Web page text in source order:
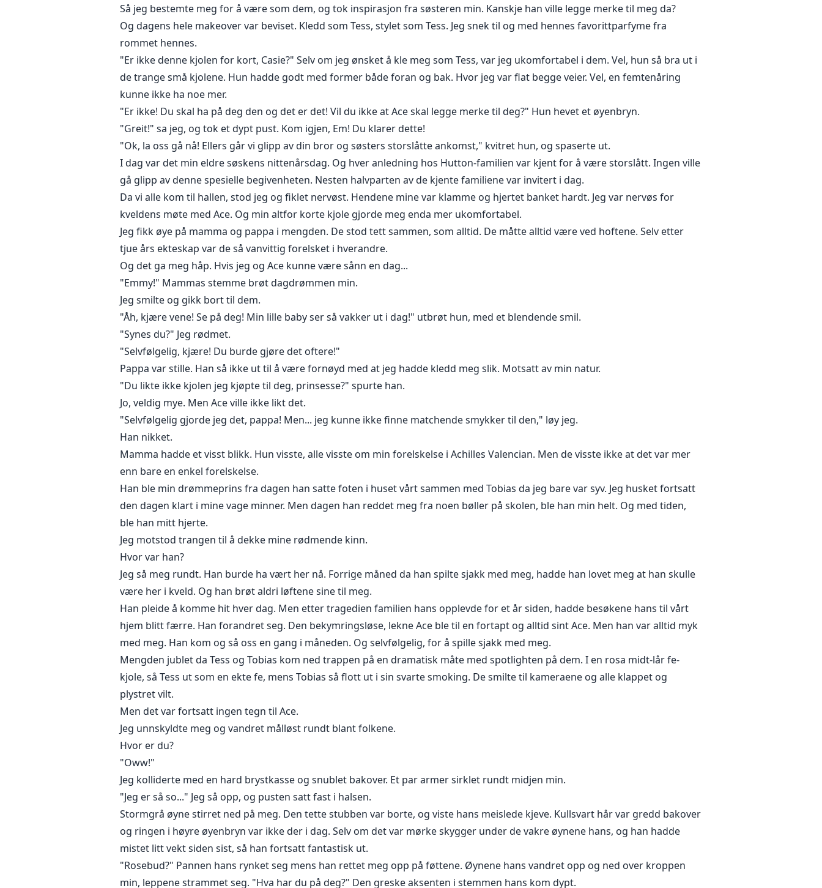
Så jeg bestemte meg for å være som dem, og tok inspirasjon fra søsteren min. Kanskje han ville legge merke til meg da?
Og dagens hele makeover var beviset. Kledd som Tess, stylet som Tess. Jeg snek til og med hennes favorittparfyme fra
rommet hennes.
"Er ikke denne kjolen for kort, Casie?" Selv om jeg ønsket å kle meg som Tess, var jeg ukomfortabel i dem. Vel, hun så bra ut i
de trange små kjolene. Hun hadde godt med former både foran og bak. Hvor jeg var flat begge veier. Vel, en femtenåring
kunne ikke ha noe mer.
"Er ikke! Du skal ha på deg den og det er det! Vil du ikke at Ace skal legge merke til deg?" Hun hevet et øyenbryn.
"Greit!" sa jeg, og tok et dypt pust. Kom igjen, Em! Du klarer dette!
"Ok, la oss gå nå! Ellers går vi glipp av din bror og søsters storslåtte ankomst," kvitret hun, og spaserte ut.
I dag var det min eldre søskens nittenårsdag. Og hver anledning hos Hutton-familien var kjent for å være storslått. Ingen ville
gå glipp av denne spesielle begivenheten. Nesten halvparten av de kjente familiene var invitert i dag.
Da vi alle kom til hallen, stod jeg og fiklet nervøst. Hendene mine var klamme og hjertet banket hardt. Jeg var nervøs for
kveldens møte med Ace. Og min altfor korte kjole gjorde meg enda mer ukomfortabel.
Jeg fikk øye på mamma og pappa i mengden. De stod tett sammen, som alltid. De måtte alltid være ved hoftene. Selv etter
tjue års ekteskap var de så vanvittig forelsket i hverandre.
Og det ga meg håp. Hvis jeg og Ace kunne være sånn en dag...
"Emmy!" Mammas stemme brøt dagdrømmen min.
Jeg smilte og gikk bort til dem.
"Åh, kjære vene! Se på deg! Min lille baby ser så vakker ut i dag!" utbrøt hun, med et blendende smil.
"Synes du?" Jeg rødmet.
"Selvfølgelig, kjære! Du burde gjøre det oftere!"
Pappa var stille. Han så ikke ut til å være fornøyd med at jeg hadde kledd meg slik. Motsatt av min natur.
"Du likte ikke kjolen jeg kjøpte til deg, prinsesse?" spurte han.
Jo, veldig mye. Men Ace ville ikke likt det.
"Selvfølgelig gjorde jeg det, pappa! Men... jeg kunne ikke finne matchende smykker til den," løy jeg.
Han nikket.
Mamma hadde et visst blikk. Hun visste, alle visste om min forelskelse i Achilles Valencian. Men de visste ikke at det var mer
enn bare en enkel forelskelse.
Han ble min drømmeprins fra dagen han satte foten i huset vårt sammen med Tobias da jeg bare var syv. Jeg husket fortsatt
den dagen klart i mine vage minner. Men dagen han reddet meg fra noen bøller på skolen, ble han min helt. Og med tiden,
ble han mitt hjerte.
Jeg motstod trangen til å dekke mine rødmende kinn.
Hvor var han?
Jeg så meg rundt. Han burde ha vært her nå. Forrige måned da han spilte sjakk med meg, hadde han lovet meg at han skulle
være her i kveld. Og han brøt aldri løftene sine til meg.
Han pleide å komme hit hver dag. Men etter tragedien familien hans opplevde for et år siden, hadde besøkene hans til vårt
hjem blitt færre. Han forandret seg. Den bekymringsløse, lekne Ace ble til en fortapt og alltid sint Ace. Men han var alltid myk
med meg. Han kom og så oss en gang i måneden. Og selvfølgelig, for å spille sjakk med meg.
Mengden jublet da Tess og Tobias kom ned trappen på en dramatisk måte med spotlighten på dem. I en rosa midt-lår fe-
kjole, så Tess ut som en ekte fe, mens Tobias så flott ut i sin svarte smoking. De smilte til kameraene og alle klappet og
plystret vilt.
Men det var fortsatt ingen tegn til Ace.
Jeg unnskyldte meg og vandret målløst rundt blant folkene.
Hvor er du?
"Oww!"
Jeg kolliderte med en hard brystkasse og snublet bakover. Et par armer sirklet rundt midjen min.
"Jeg er så so..." Jeg så opp, og pusten satt fast i halsen.
Stormgrå øyne stirret ned på meg. Den tette stubben var borte, og viste hans meislede kjeve. Kullsvart hår var gredd bakover
og ringen i høyre øyenbryn var ikke der i dag. Selv om det var mørke skygger under de vakre øynene hans, og han hadde
mistet litt vekt siden sist, så han fortsatt fantastisk ut.
"Rosebud?" Pannen hans rynket seg mens han rettet meg opp på føttene. Øynene hans vandret opp og ned over kroppen
min, leppene strammet seg. "Hva har du på deg?" Den greske aksenten i stemmen hans kom dypt.